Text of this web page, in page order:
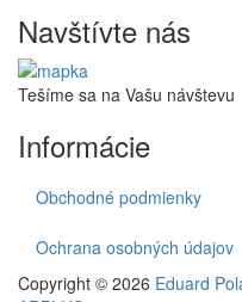
Navštívte nás
Tešíme sa na Vašu návštevu
Informácie
Obchodné podmienky
Ochrana osobných údajov
Copyright © 2026 Eduard